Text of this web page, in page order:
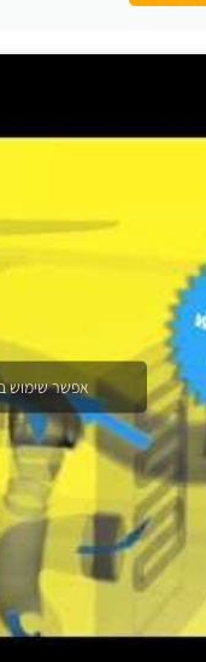
אפשר שימוש